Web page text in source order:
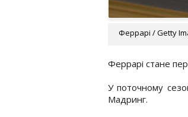
Феррарі / Getty
Феррарі стане
У поточному
Мадринг.